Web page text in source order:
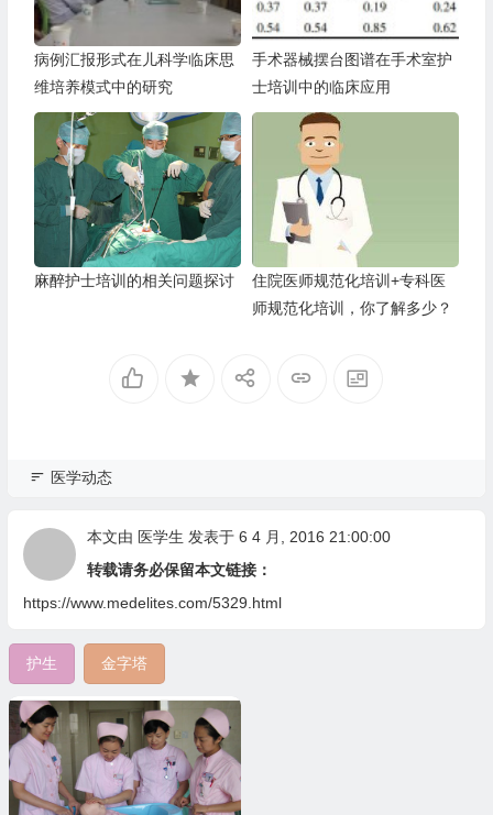
病例汇报形式在儿科学临床思
维培养模式中的研究
手术器械摆台图谱在手术室护
士培训中的临床应用
麻醉护士培训的相关问题探讨
住院医师规范化培训+专科医
师规范化培训，你了解多少？
医学动态
本文由 医学生 发表于 6 4 月, 2016 21:00:00
转载请务必保留本文链接：
https://www.medelites.com/5329.html
护生 金字塔